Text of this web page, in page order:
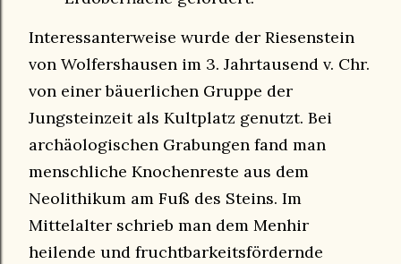
Interessanterweise wurde der Riesenstein
von Wolfershausen im 3. Jahrtausend v. Chr.
von einer bäuerlichen Gruppe der
Jungsteinzeit als Kultplatz genutzt. Bei
archäologischen Grabungen fand man
menschliche Knochenreste aus dem
Neolithikum am Fuß des Steins. Im
Mittelalter schrieb man dem Menhir
heilende und fruchtbarkeitsfördernde